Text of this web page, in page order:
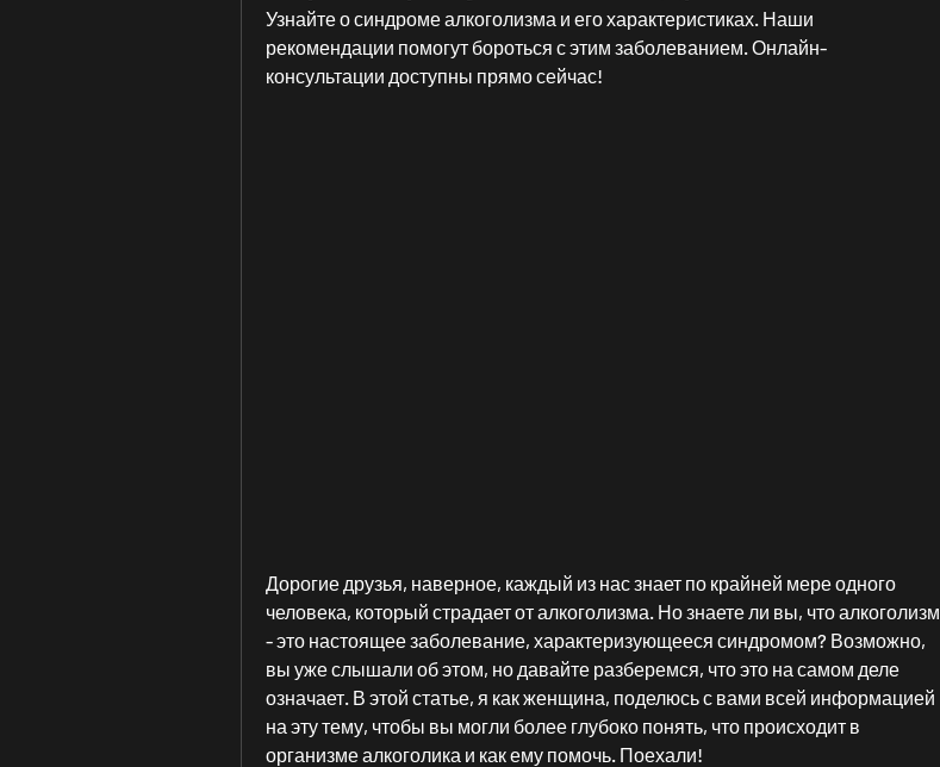
Узнайте о синдроме алкоголизма и его характеристиках. Наши
рекомендации помогут бороться с этим заболеванием. Онлайн-
консультации доступны прямо сейчас!
Дорогие друзья, наверное, каждый из нас знает по крайней мере одного
человека, который страдает от алкоголизма. Но знаете ли вы, что алкоголизм
- это настоящее заболевание, характеризующееся синдромом? Возможно,
вы уже слышали об этом, но давайте разберемся, что это на самом деле
означает. В этой статье, я как женщина, поделюсь с вами всей информацией
на эту тему, чтобы вы могли более глубоко понять, что происходит в
организме алкоголика и как ему помочь. Поехали!